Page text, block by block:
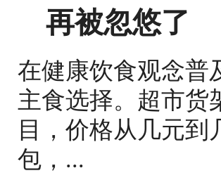
再被忽悠了
在健康饮食观念普
主食选择。超市货
目，价格从几元
包，...